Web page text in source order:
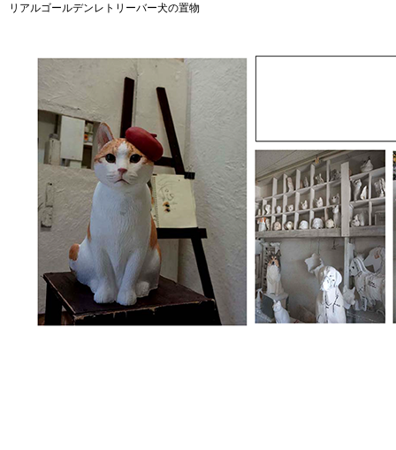
リアルゴールデンレトリーバー犬の置物